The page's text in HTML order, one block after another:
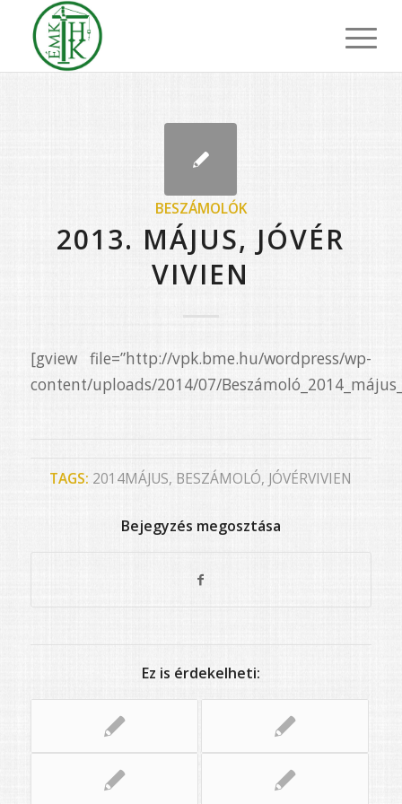
BESZÁMOLÓK
2013. MÁJUS, JÓVÉR
VIVIEN
[gview file=”http://vpk.bme.hu/wordpress/wp-
content/uploads/2014/07/
TAGS: 2014MÁJUS, BESZÁMOLÓ, JÓVÉRVIVIEN
Bejegyzés megosztása
Ez is érdekelheti: